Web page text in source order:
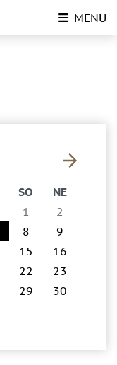
SO
NE
1
2
8
9
15
16
22
23
29
30
MENU